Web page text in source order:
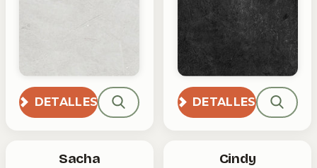
DETALLES DETALLES
Sacha Cindy